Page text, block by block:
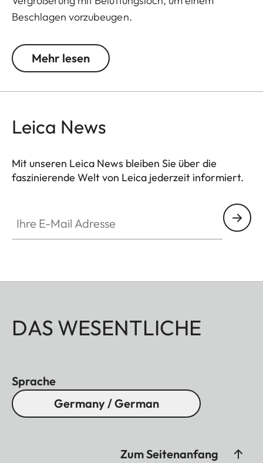
Beschlagen vorzubeugen.
beidseitig entspiegelt, zur Reinigung über
geschraubtes Oberteil einfach herausnehmbar,
Mehr lesen
Leica News
Mit unseren Leica News bleiben Sie über die
faszinierende Welt von Leica jederzeit informiert.
DAS WESENTLICHE
Sprache
Germany / German
Zum Seitenanfang